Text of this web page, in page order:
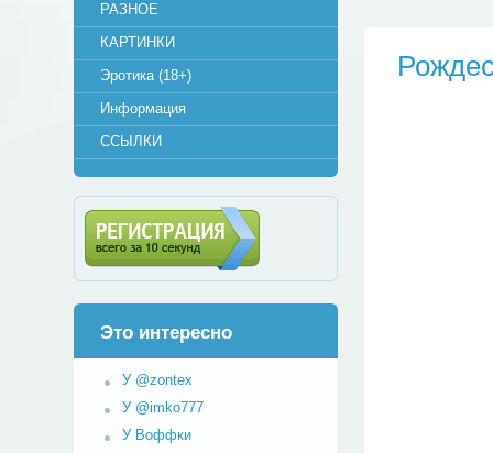
РАЗНОЕ
КАРТИНКИ
Эротика (18+)
Информация
ССЫЛКИ
Регистрация (всего за 10
Это интересно
У @zontex
У @imko777
У Воффки